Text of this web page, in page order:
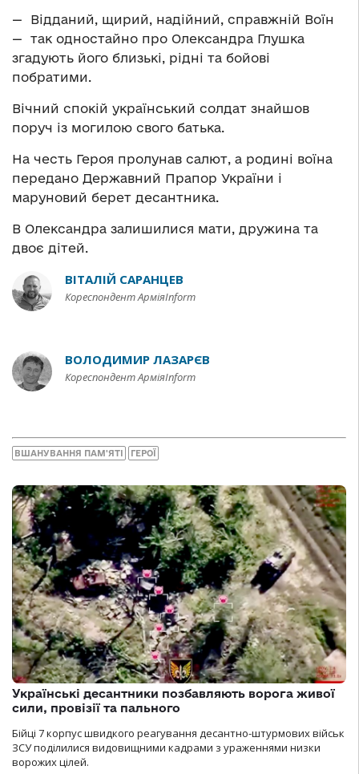
— Відданий, щирий, надійний, справжній Воїн
— так одностайно про Олександра Глушка
згадують його близькі, рідні та бойові
побратими.
Вічний спокій український солдат знайшов
поруч із могилою свого батька.
На честь Героя пролунав салют, а родині воїна
передано Державний Прапор України і
маруновий берет десантника.
В Олександра залишилися мати, дружина та
двоє дітей.
ВІТАЛІЙ САРАНЦЕВ
Кореспондент АрміяInform
ВОЛОДИМИР ЛАЗАРЄВ
Кореспондент АрміяInform
ВШАНУВАННЯ ПАМ'ЯТІ ГЕРОЇ
Українські десантники позбавляють ворога живої
сили, провізії та пального
Бійці 7 корпус швидкого реагування десантно-штурмових військ
ЗСУ поділилися видовищними кадрами з ураженнями низки
ворожих цілей.